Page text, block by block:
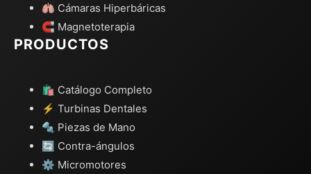
🫁 Cámaras Hiperbáricas
🧲 Magnetoterapia
PRODUCTOS
🛍️ Catálogo Completo
⚡ Turbinas Dentales
🔩 Piezas de Mano
🔄 Contra-ángulos
⚙️ Micromotores